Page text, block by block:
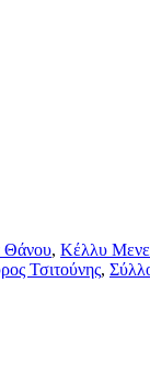
Θάνου, Κέλλυ
Τσιτούνης,